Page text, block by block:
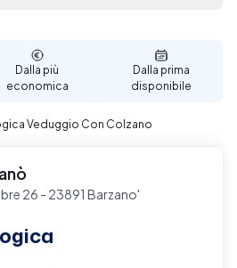
Dalla più
economica
Dalla prima
disponibile
Veduggio Con Colzano
26 - 23891 Barzano'